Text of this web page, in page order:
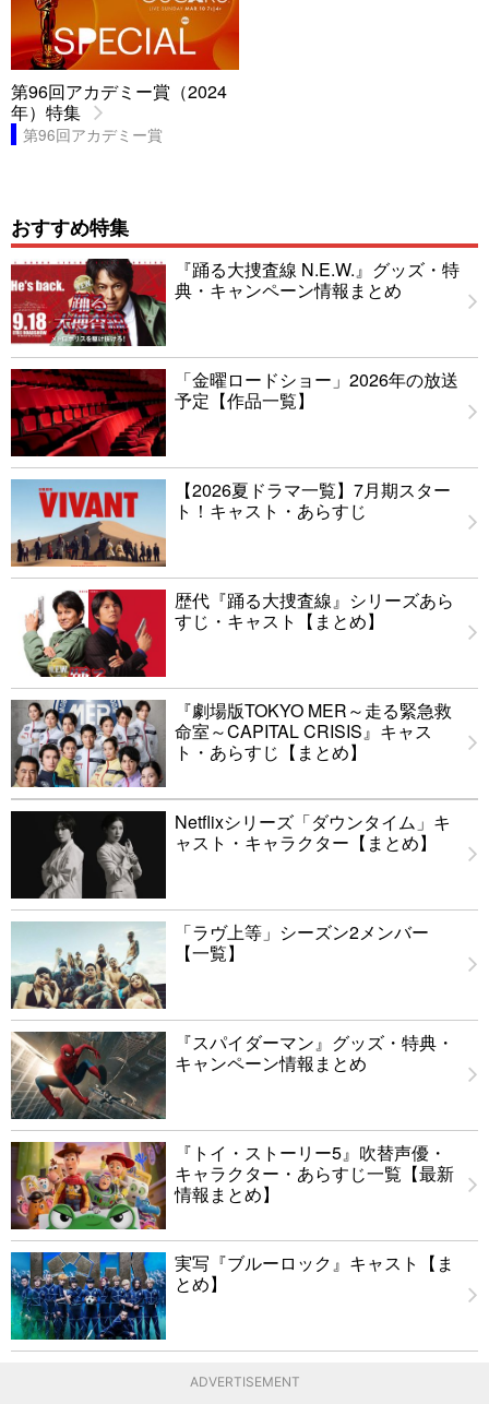
第96回アカデミー賞（2024
年）特集
第96回アカデミー賞
おすすめ特集
『踊る大捜査線 N.E.W.』グッズ・特
典・キャンペーン情報まとめ
「金曜ロードショー」2026年の放送
予定【作品一覧】
【2026夏ドラマ一覧】7月期スター
ト！キャスト・あらすじ
歴代『踊る大捜査線』シリーズあら
すじ・キャスト【まとめ】
『劇場版TOKYO MER～走る緊急救
命室～CAPITAL CRISIS』キャス
ト・あらすじ【まとめ】
Netflixシリーズ「ダウンタイム」キ
ャスト・キャラクター【まとめ】
「ラヴ上等」シーズン2メンバー
【一覧】
『スパイダーマン』グッズ・特典・
キャンペーン情報まとめ
『トイ・ストーリー5』吹替声優・
キャラクター・あらすじ一覧【最新
情報まとめ】
実写『ブルーロック』キャスト【ま
とめ】
ADVERTISEMENT